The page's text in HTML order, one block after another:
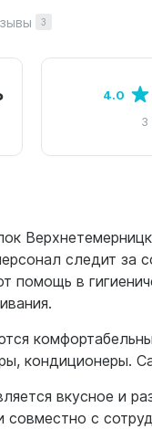
3
4.0
3
следит за
помощь в
кондиционеры.
вкусное и
совместно с